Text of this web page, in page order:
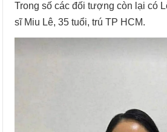
Trong số các đối tượng còn lại có
sĩ Miu Lê, 35 tuổi, trú TP HCM.